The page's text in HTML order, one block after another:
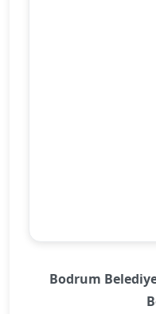
Bodrum